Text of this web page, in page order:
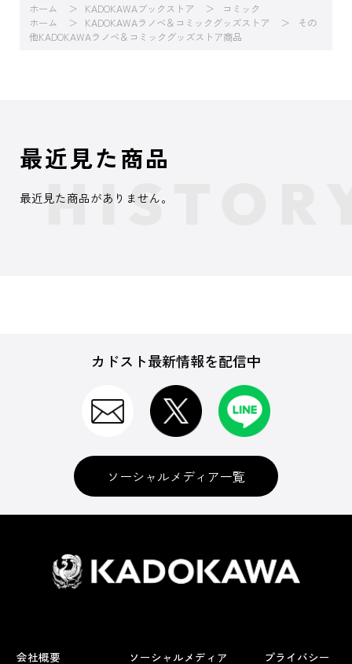
ホーム KADOKAWAブックストア
コミック
ホーム
KADOKAWAラノベ＆コミックグッズストア
その
他KADOKAWAラノベ＆コミックグッズストア商品
最近見た商品
最近見た商品がありません。
カドスト最新情報を配信中
ソーシャルメディア一覧
会社概要 ソーシャルメディア プライバシー